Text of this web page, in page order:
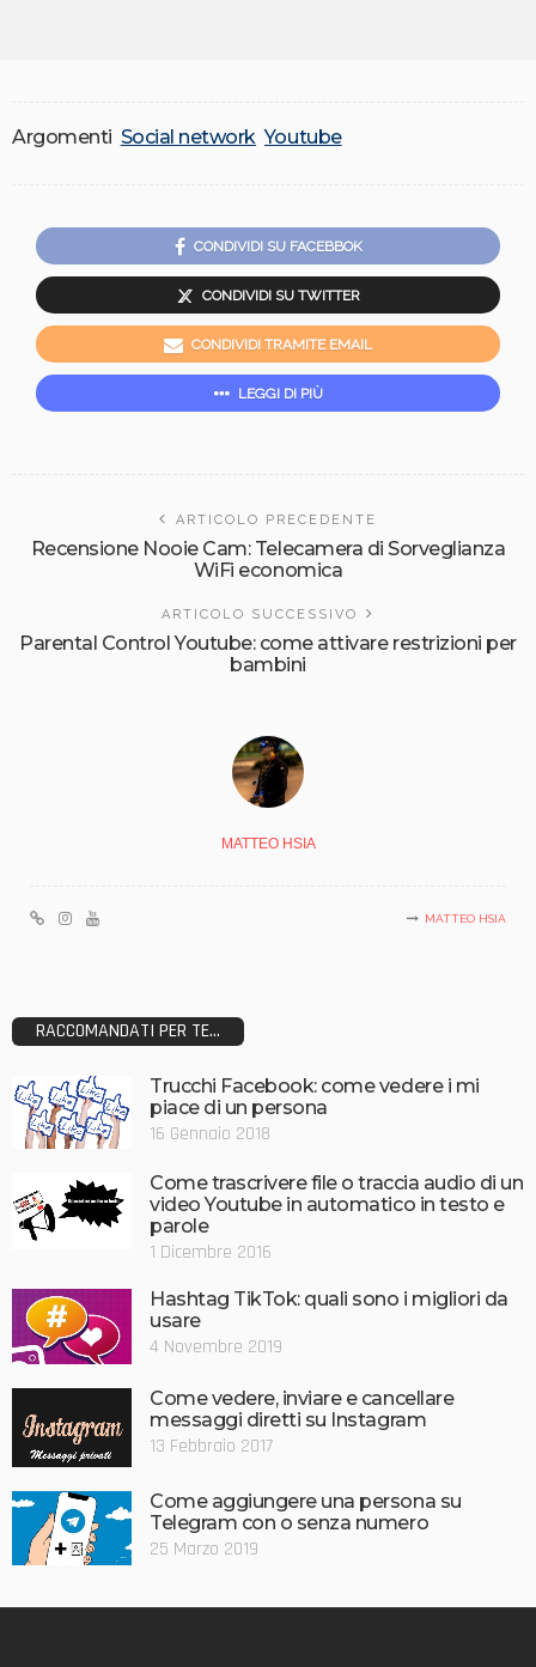
Argomenti Social network Youtube
CONDIVIDI SU FACEBBOK
CONDIVIDI SU TWITTER
CONDIVIDI TRAMITE EMAIL
LEGGI DI PIÙ
ARTICOLO PRECEDENTE
Recensione Nooie Cam: Telecamera di Sorveglianza
WiFi economica
ARTICOLO SUCCESSIVO
Parental Control Youtube: come attivare restrizioni per
bambini
MATTEO HSIA
MATTEO HSIA
RACCOMANDATI PER TE...
Trucchi Facebook: come vedere i mi
piace di un persona
16 Gennaio 2018
Come trascrivere file o traccia audio di un
video Youtube in automatico in testo e
parole
1 Dicembre 2016
Hashtag TikTok: quali sono i migliori da
usare
4 Novembre 2019
Come vedere, inviare e cancellare
messaggi diretti su Instagram
13 Febbraio 2017
Come aggiungere una persona su
Telegram con o senza numero
25 Marzo 2019